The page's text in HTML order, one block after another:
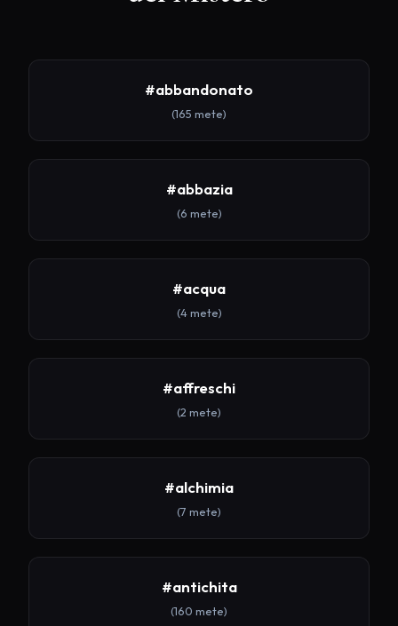
#abbandonato
(165 mete)
#abbazia
(6 mete)
#acqua
(4 mete)
#affreschi
(2 mete)
#alchimia
(7 mete)
#antichita
(160 mete)